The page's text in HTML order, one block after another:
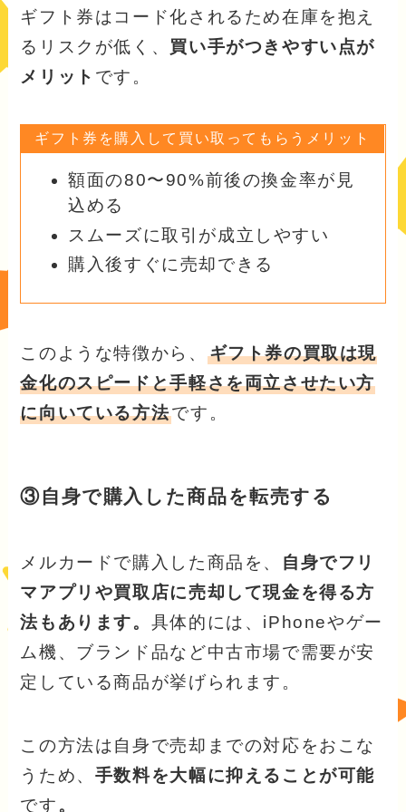
ギフト券はコード化されるため在庫を抱え
るリスクが低く、 買い手がつきやすい点が
メリット です。
ギフト券を購入して買い取ってもらうメリット
額面の80〜90%前後の換金率が見
込める
スムーズに取引が成立しやすい
購入後すぐに売却できる
このような特徴から、 ギフト券の買取は現
金化のスピードと手軽さを両立させたい方
に向いている方法です。
③自身で購入した商品を転売する
メルカードで購入した商品を、 自身でフリ
マアプリや買取店に売却して現金を得る方
法もあります。 具体的には、iPhoneやゲー
ム機、ブランド品など中古市場で需要が安
定している商品が挙げられます。
この方法は自身で売却までの対応をおこな
うため、 手数料を大幅に抑えることが可能
です 。